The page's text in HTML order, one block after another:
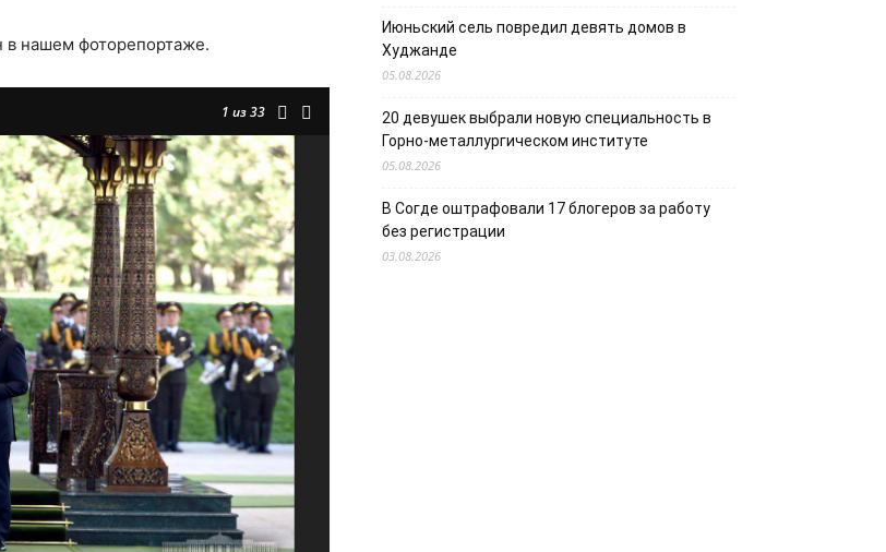
в нашем фоторепортаже.
1 из 33
Июньский сель повредил девять домов в
Худжанде
05.08.2026
20 девушек выбрали новую специальность в
Горно-металлургическом институте
05.08.2026
В Согде оштрафовали 17 блогеров за работу
без регистрации
03.08.2026